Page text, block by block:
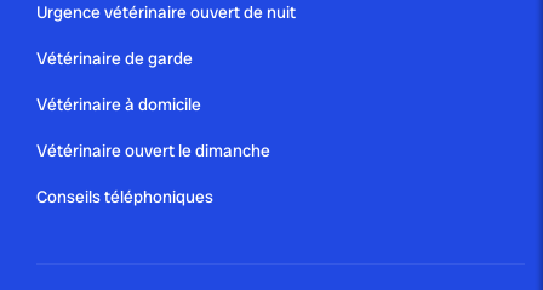
Urgence vétérinaire ouvert de nuit
Vétérinaire de garde
Vétérinaire à domicile
Vétérinaire ouvert le dimanche
Conseils téléphoniques